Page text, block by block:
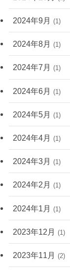
2024年9月 (1)
2024年8月 (1)
2024年7月 (1)
2024年6月 (1)
2024年5月 (1)
2024年4月 (1)
2024年3月 (1)
2024年2月 (1)
2024年1月 (1)
2023年12月 (1)
2023年11月 (2)